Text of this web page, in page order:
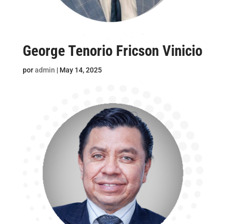
George Tenorio Fricson Vinicio
poradmin | May 14, 2025